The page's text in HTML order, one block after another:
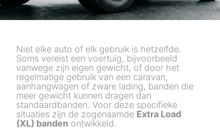
Niet elke auto of elk gebruik is hetzelfde.
Soms vereist een voertuig, bijvoorbeeld
vanwege zijn eigen gewicht, of door het
regelmatige gebruik van een caravan,
aanhangwagen of zware lading, banden die
meer gewicht kunnen dragen dan
standaardbanden. Voor deze specifieke
situaties zijn de zogenaamde Extra Load
(XL) banden ontwikkeld.